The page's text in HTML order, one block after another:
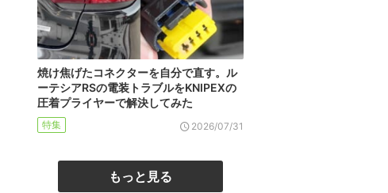
焼け焦げたコネクターを自分で直す。ル
ーテシアRSの電装トラブルをKNIPEXの
圧着プライヤーで解決してみた
特集 2026/07/31
もっと見る